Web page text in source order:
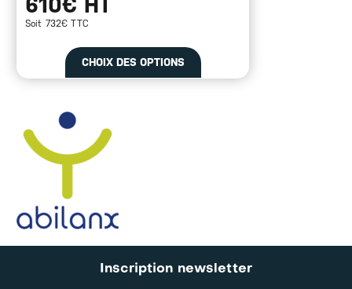
Soit 732€ TTC
CHOIX DES OPTIONS
Inscription newsletter